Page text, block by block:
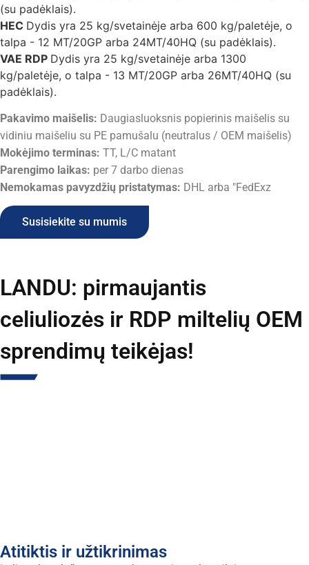
(su padėklais).
HEC Dydis yra 25 kg/svetainėje arba 600 kg/paletėje, o
talpa - 12 MT/20GP arba 24MT/40HQ (su padėklais).
VAE RDP Dydis yra 25 kg/svetainėje arba 1300
kg/paletėje, o talpa - 13 MT/20GP arba 26MT/40HQ (su
padėklais).
Pakavimo maišelis: Daugiasluoksnis popierinis maišelis su
vidiniu maišeliu su PE pamušalu (neutralus / OEM maišelis)
Mokėjimo terminas: TT, L/C matant
Parengimo laikas: per 7 darbo dienas
Nemokamas pavyzdžių pristatymas: DHL arba "FedExz
Susisiekite su mumis
LANDU: pirmaujantis
celiuliozės ir RDP miltelių OEM
sprendimų teikėjas!
Atitiktis ir užtikrinimas